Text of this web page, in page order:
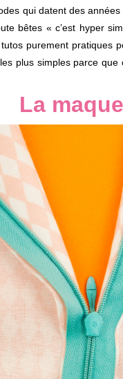
qui datent des
bêtes « c’est hyper
purement pratiques
plus simples parce
La